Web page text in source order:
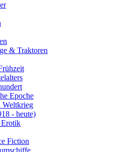
& Traktoren
Epoche
Weltkrieg
- heute)
Erotik
Fiction